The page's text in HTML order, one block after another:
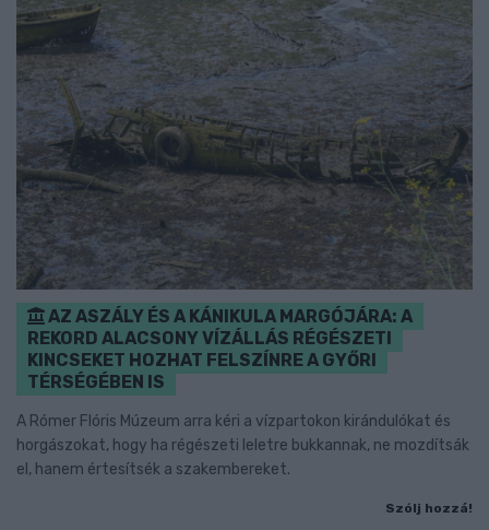
AZ ASZÁLY ÉS A KÁNIKULA MARGÓJÁRA: A
REKORD ALACSONY VÍZÁLLÁS RÉGÉSZETI
KINCSEKET HOZHAT FELSZÍNRE A GYŐRI
TÉRSÉGÉBEN IS
A Rómer Flóris Múzeum arra kéri a vízpartokon kirándulókat és
horgászokat, hogy ha régészeti leletre bukkannak, ne mozdítsák
el, hanem értesítsék a szakembereket.
Szólj hozzá!